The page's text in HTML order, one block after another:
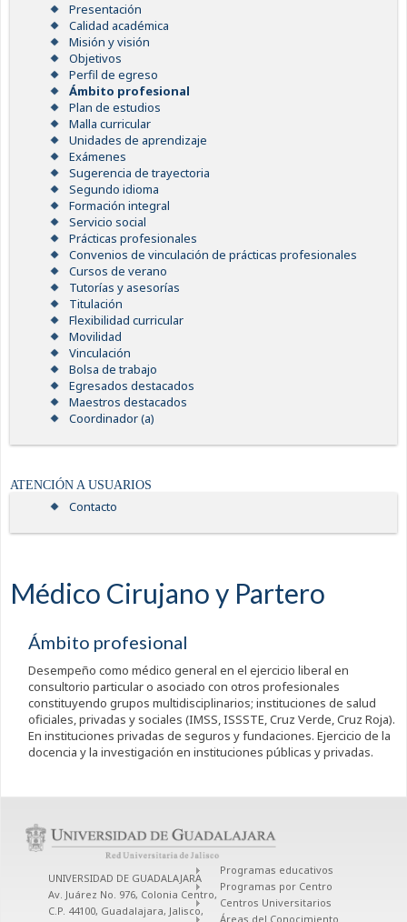
Presentación
Calidad académica
Misión y visión
Objetivos
Perfil de egreso
Ámbito profesional
Plan de estudios
Malla curricular
Unidades de aprendizaje
Exámenes
Sugerencia de trayectoria
Segundo idioma
Formación integral
Servicio social
Prácticas profesionales
Convenios de vinculación de prácticas profesionales
Cursos de verano
Tutorías y asesorías
Titulación
Flexibilidad curricular
Movilidad
Vinculación
Bolsa de trabajo
Egresados destacados
Maestros destacados
Coordinador (a)
ATENCIÓN A USUARIOS
Contacto
Médico Cirujano y Partero
Ámbito profesional
Desempeño como médico general en el ejercicio liberal en
consultorio particular o asociado con otros profesionales
constituyendo grupos multidisciplinarios; instituciones de salud
oficiales, privadas y sociales (IMSS, ISSSTE, Cruz Verde, Cruz Roja).
En instituciones privadas de seguros y fundaciones. Ejercicio de la
docencia y la investigación en instituciones públicas y privadas.
UNIVERSIDAD DE GUADALAJARA
Av. Juárez No. 976, Colonia Centro,
C.P. 44100, Guadalajara, Jalisco,
Programas educativos
Programas por Centro
Centros Universitarios
Áreas del Conocimiento